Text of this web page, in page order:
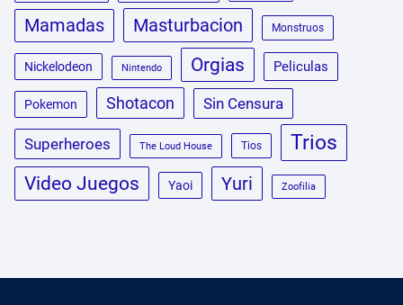
Mamadas Masturbacion Monstruos
Nickelodeon Nintendo Orgias Peliculas
Pokemon Shotacon Sin Censura
Superheroes The Loud House Tios Trios
Video Juegos Yaoi Yuri Zoofilia